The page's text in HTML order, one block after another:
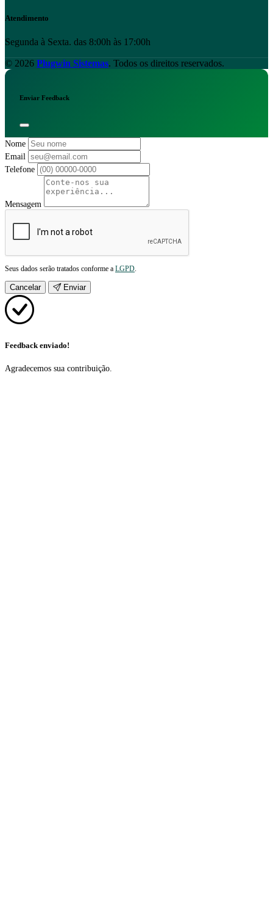
Atendimento
Segunda à Sexta. das 8:00h às 17:00h
© 2026 Plugwin Sistemas. Todos os direitos reservados.
Enviar Feedback
Nome
Email
Telefone
Mensagem
Seus dados serão tratados conforme a LGPD.
Cancelar Enviar
Feedback enviado!
Agradecemos sua contribuição.